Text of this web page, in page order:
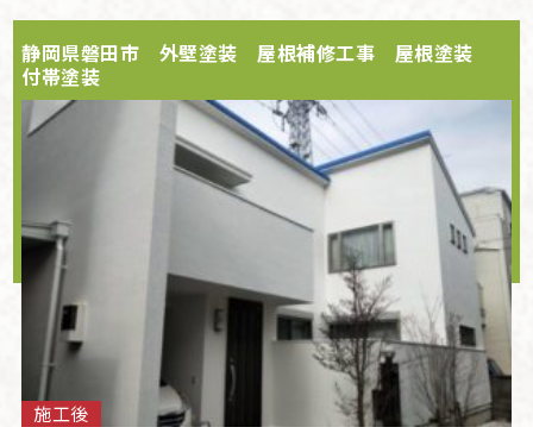
静岡県磐田市 外壁塗装 屋根補修工事 屋根塗装
付帯塗装
施工後